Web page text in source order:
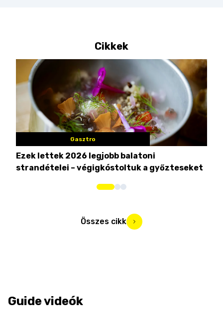
Cikkek
Gasztro
Ezek lettek 2026 legjobb balatoni
strandételei – végigkóstoltuk a győzteseket
Összes cikk
Guide videók